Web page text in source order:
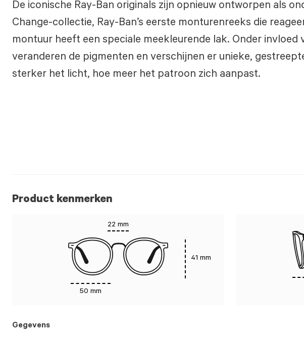
De iconische Ray-Ban originals zijn opnieuw ontworpen als
Change-collectie, Ray-Ban’s eerste monturenreeks die
montuur heeft een speciale meekleurende lak. Onder invloed
veranderen de pigmenten en verschijnen er unieke,
sterker het licht, hoe meer het patroon zich aanpast.
Product kenmerken
22 mm
50 mm
41 mm
Gegevens